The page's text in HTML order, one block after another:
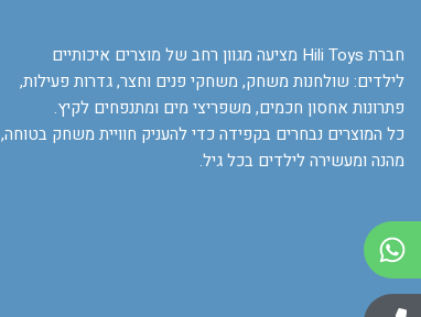
חברת Hili Toys מציעה מגוון רחב של מוצרים איכותיים
לילדים: שולחנות משחק, משחקי פנים וחצר, גדרות פעילות,
פתרונות אחסון חכמים, משפריצי מים ומתנפחים לקיץ.
כל המוצרים נבחרים בקפידה כדי להעניק חוויית משחק בטוחה,
מהנה ומעשירה לילדים בכל גיל.